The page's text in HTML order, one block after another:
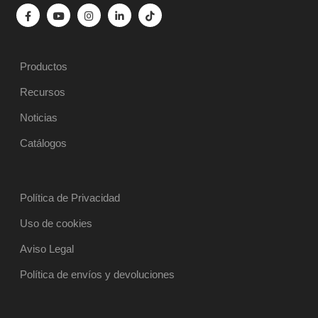
Productos
Recursos
Noticias
Catálogos
Política de Privacidad
Uso de cookies
Aviso Legal
Política de envíos y devoluciones